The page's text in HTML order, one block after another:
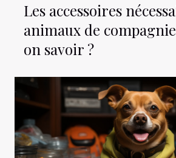
Les accessoires
animaux de
on savoir ?